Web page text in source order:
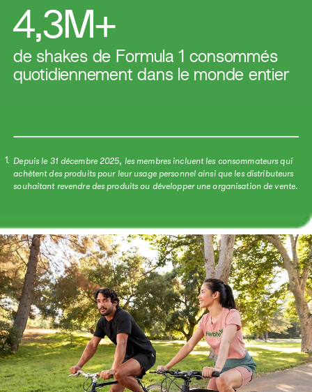
4,3M+
de shakes de Formula 1 consommés
quotidiennement dans le monde entier
1. Depuis le 31 décembre 2025, les membres incluent les consommateurs qui
achètent des produits pour leur usage personnel ainsi que les distributeurs
souhaitant revendre des produits ou développer une organisation de vente.